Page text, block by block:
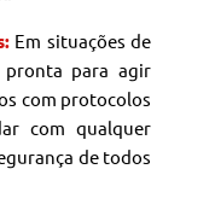
Em situações de
pronta para agir
com protocolos
com qualquer
de todos